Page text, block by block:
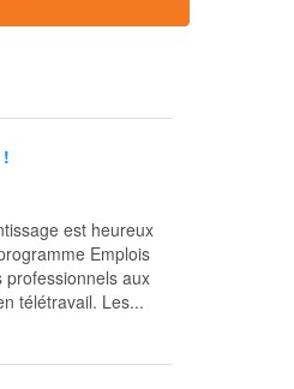
est heureux
Emplois
aux
télétravail. Les...